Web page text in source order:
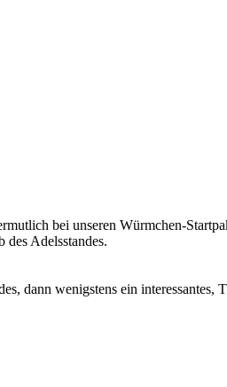
bei unseren Würmchen-
Adelsstandes.
dann wenigstens ein interessantes,